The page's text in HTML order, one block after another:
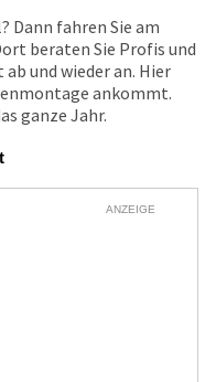
Dann fahren Sie am
beraten Sie Profis und
und wieder an. Hier
ankommt.
ganze Jahr.
ANZEIGE